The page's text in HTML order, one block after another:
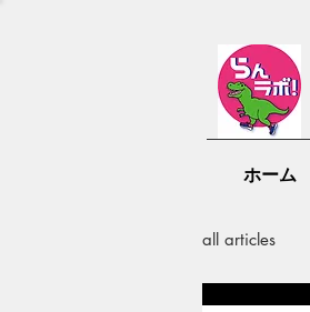
ホーム
all articles